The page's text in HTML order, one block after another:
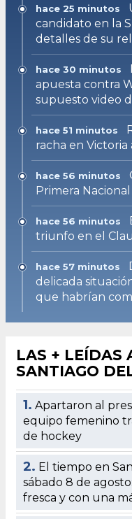
hace 25 minutos
candidato en la
detalles de su
hace 30 minutos
apuesta contra
supuesto video
hace 51 minutos
racha en
hace 56 minutos
Primera
hace 56 minutos
triunfo en el
hace 57 minutos
delicada
que habrían
LAS + LEÍDAS
SANTIAGO
1. Apartaron al
equipo femenino
de hockey
2. El tiempo en
sábado 8 de
fresca y con una